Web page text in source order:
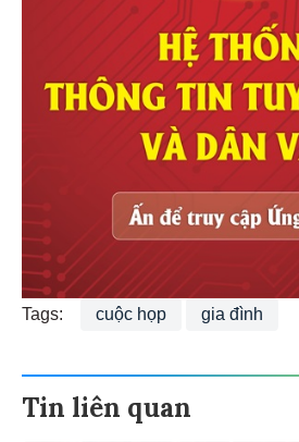
Tags: cuộc họp gia đình
Tin liên quan